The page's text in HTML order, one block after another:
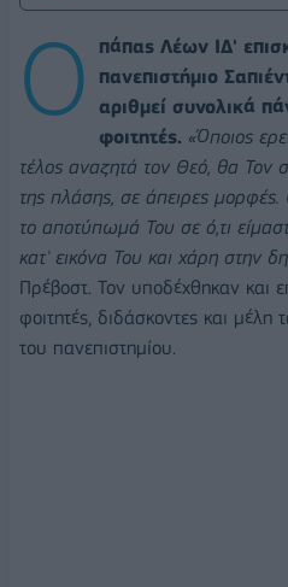
Ο
πάπας Λέων ΙΔ'
πανεπιστήμιο
αριθμεί συνολικά
φοιτητές. «Όποιος
τέλος αναζητά τον Θεό, θα Τον
της πλάσης, σε άπειρες
το αποτύπωμά Του σε ό,τι
κατ' εικόνα Του και χάρη στην
Πρέβοστ. Τον υποδέχθηκαν και
φοιτητές, διδάσκοντες και μέλη
του πανεπιστημίου.